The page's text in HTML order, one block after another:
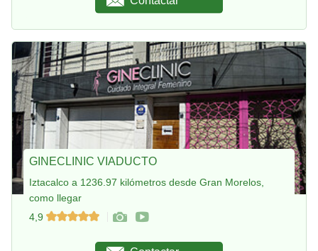
GINECLINIC VIADUCTO
Iztacalco a 1236.97 kilómetros desde Gran Morelos,
como llegar
4,9